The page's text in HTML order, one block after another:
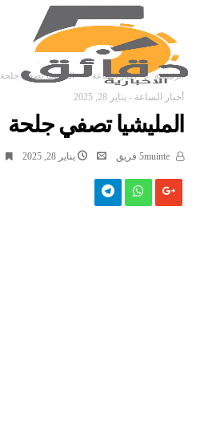
‫الرئيسية‬ أخبار الساعة المليشيا تصفي جلحة
أخبار الساعة - يناير 28, 2025
المليشيا تصفي جلحة
يناير 28, 2025